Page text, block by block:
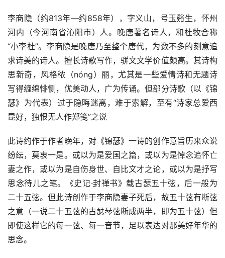
李商隐（约813年—约858年），字义山，号玉谿生，怀州
河内（今河南省沁阳市）人。晚唐著名诗人，和杜牧合称
“小李杜”。李商隐是晚唐乃至整个唐代，为数不多的刻意追
求诗美的诗人。擅长诗歌写作，骈文文学价值颇高。其诗构
思新奇，风格秾（nóng）丽，尤其是一些爱情诗和无题诗
写得缠绵悱恻，优美动人，广为传诵。但部分诗歌（以《锦
瑟》为代表）过于隐晦迷离，难于索解，至有“诗家总爱西
昆好，独恨无人作郑笺”之说
此诗约作于作者晚年，对《锦瑟》一诗的创作意旨历来众说
纷纭，莫衷一是。或以为是爱国之篇，或以为是悼念追怀亡
妻之作，或以为是自伤身世、自比文才之论，或以为是抒写
思念待儿之笔。《史记·封禅书》载古瑟五十弦，后一般为
二十五弦。但此诗创作于李商隐妻子死后，故五十弦有断弦
之意（一说二十五弦的古瑟琴弦断成两半，即为五十弦）但
即使这样它的每一弦、每一音节，足以表达对那美好年华的
思念。